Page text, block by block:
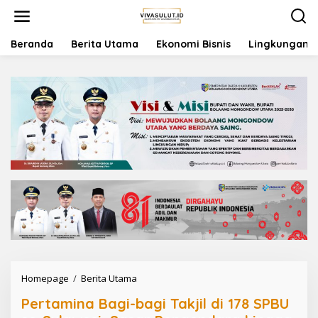
Beranda Berita Utama Ekonomi Bisnis Lingkungan
Homepage / Berita Utama
r
Pertamina Bagi-bagi Takjil di 178 SPBU